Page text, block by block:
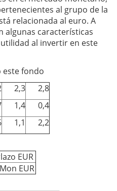
al grupo de la
relacionada al euro. A
algunas características
al invertir en este
2,3
2,8
1,4
0,4
1,1 2,2
EUR
EUR